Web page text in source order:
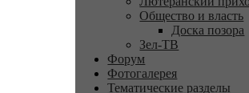
Общество и власть
Доска позора
Зел-ТВ
Форум
Фотогалерея
Тематические разделы